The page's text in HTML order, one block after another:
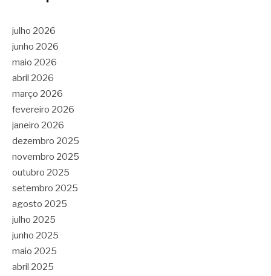
julho 2026
junho 2026
maio 2026
abril 2026
março 2026
fevereiro 2026
janeiro 2026
dezembro 2025
novembro 2025
outubro 2025
setembro 2025
agosto 2025
julho 2025
junho 2025
maio 2025
abril 2025